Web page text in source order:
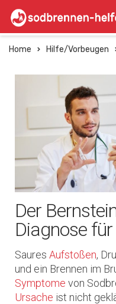
Home Hilfe/Vorbeugen
Der
Diagnose
Saures Aufstoßen,
und ein Brennen im
Symptome von
Ursache ist nicht